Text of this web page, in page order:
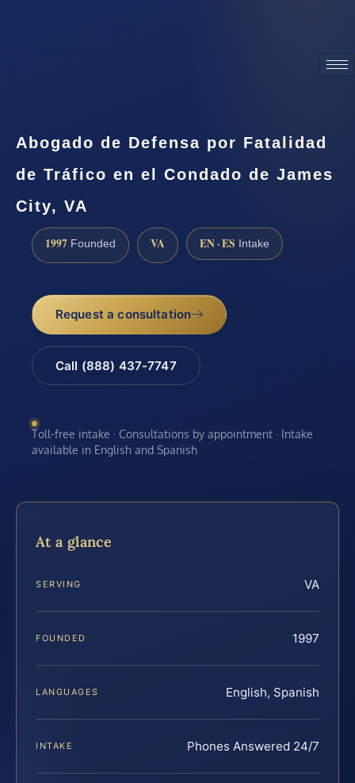
Abogado de Defensa por Fatalidad
de Tráfico en el Condado de James
City, VA
1997 Founded VA EN · ES Intake
Request a consultation
Call (888) 437-7747
Toll-free intake · Consultations by appointment · Intake
available in English and Spanish
At a glance
SERVING VA
FOUNDED 1997
LANGUAGES English, Spanish
INTAKE Phones Answered 24/7